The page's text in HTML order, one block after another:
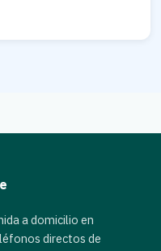
a domicilio en
directos de